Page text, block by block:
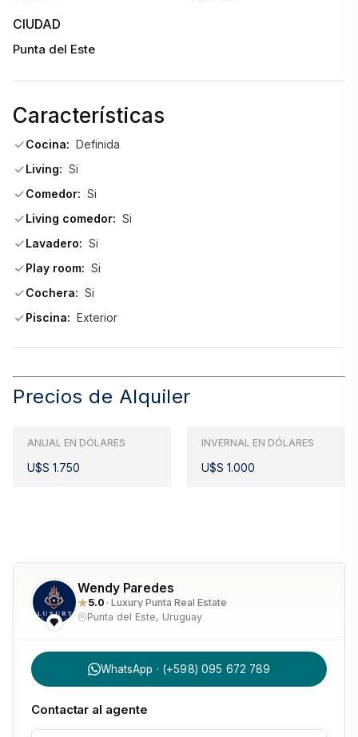
CIUDAD
Punta del Este
Características
Cocina: Definida
Living: Si
Comedor: Si
Living comedor: Si
Lavadero: Si
Play room: Si
Cochera: Si
Piscina: Exterior
Precios de Alquiler
ANUAL EN DÓLARES
U$S 1.750
INVERNAL EN DÓLARES
U$S 1.000
Wendy Paredes
5.0 · Luxury Punta Real Estate
Punta del Este, Uruguay
WhatsApp · (+598) 095 672 789
Contactar al agente